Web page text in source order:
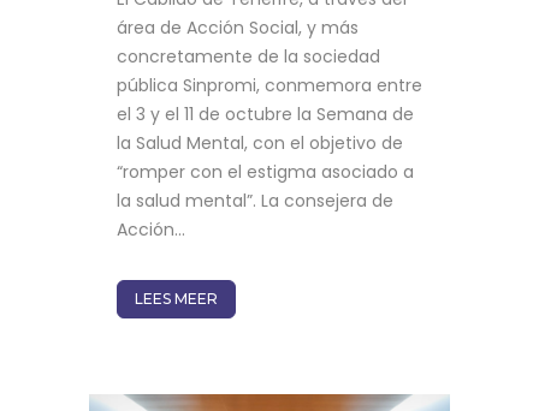
área de Acción Social, y más
concretamente de la sociedad
pública Sinpromi, conmemora entre
el 3 y el 11 de octubre la Semana de
la Salud Mental, con el objetivo de
“romper con el estigma asociado a
la salud mental”. La consejera de
Acción...
LEES MEER